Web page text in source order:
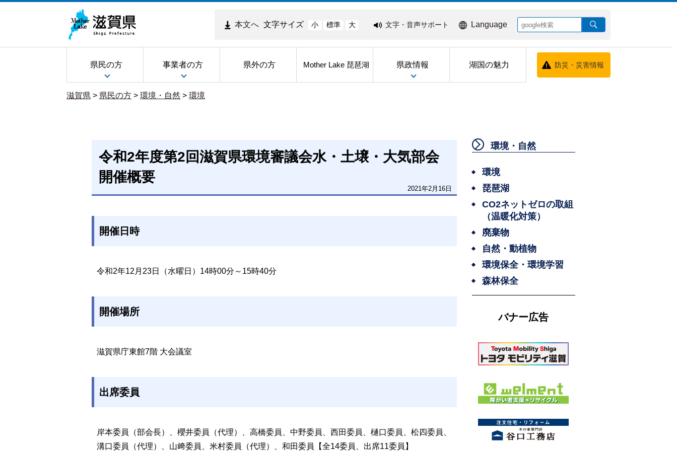
本文へ 文字サイズ 小 標準 大 文字・音声サポート Language
県民の方 事業者の方 県外の方 Mother Lake 琵琶湖 県政情報 湖国の魅力 防災・災害情報
滋賀県 > 県民の方 > 環境・自然 > 環境
令和2年度第2回滋賀県環境審議会水・土壌・大気部会
開催概要
2021年2月16日
開催日時
令和2年12月23日（水曜日）14時00分～15時40分
開催場所
滋賀県庁東館7階 大会議室
出席委員
岸本委員（部会長）、櫻井委員（代理）、高橋委員、中野委員、西田委員、樋口委員、松四委員、
溝口委員（代理）、山﨑委員、米村委員（代理）、和田委員【全14委員、出席11委員】
環境・自然
環境
琵琶湖
CO2ネットゼロの取組
（温暖化対策）
廃棄物
自然・動植物
環境保全・環境学習
森林保全
バナー広告